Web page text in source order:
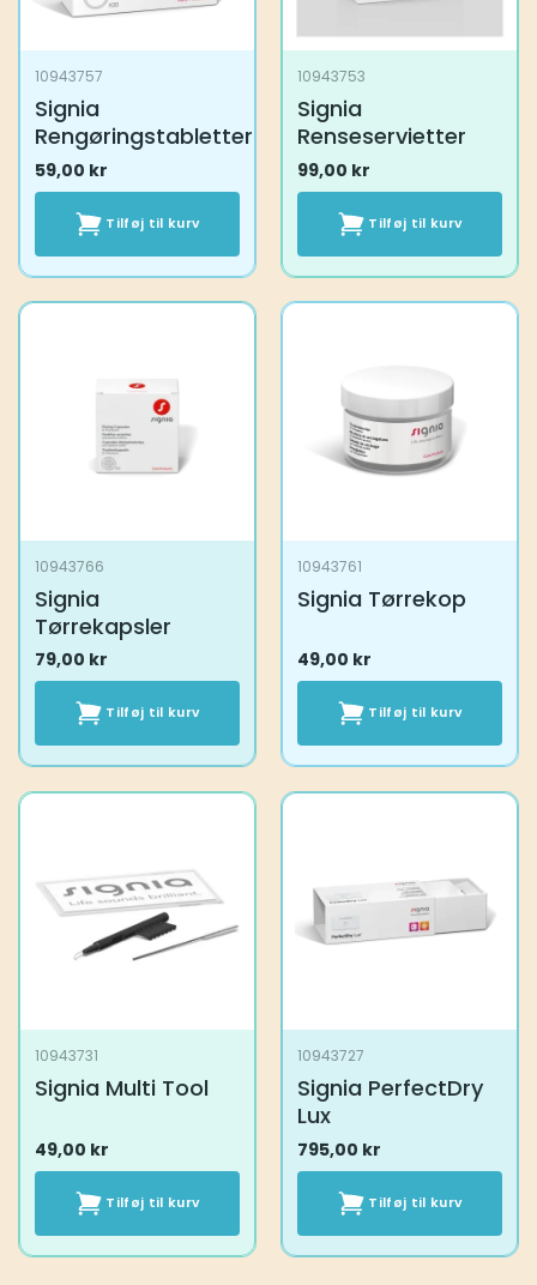
10943757
Signia
Rengøringstabletter
59,00 kr
Tilføj til kurv
10943753
Signia
Renseservietter
99,00 kr
Tilføj til kurv
10943766
Signia
Tørrekapsler
79,00 kr
Tilføj til kurv
10943761
Signia Tørrekop
49,00 kr
Tilføj til kurv
10943731
Signia Multi Tool
49,00 kr
Tilføj til kurv
10943727
Signia PerfectDry
Lux
795,00 kr
Tilføj til kurv